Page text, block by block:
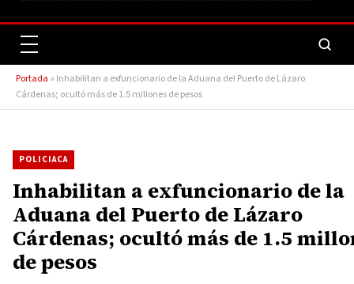
Portada » Inhabilitan a exfuncionario de la Aduana del Puerto de Lázaro
Cárdenas; ocultó más de 1.5 millones de pesos
POLICIACA
Inhabilitan a exfuncionario de la
Aduana del Puerto de Lázaro
Cárdenas; ocultó más de 1.5
de pesos